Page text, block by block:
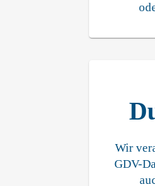
Wir
GDV-